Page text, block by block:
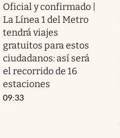
Oficial y confirmado |
La Línea 1 del Metro
tendrá viajes
gratuitos para estos
ciudadanos: así será
el recorrido de 16
estaciones
09:33